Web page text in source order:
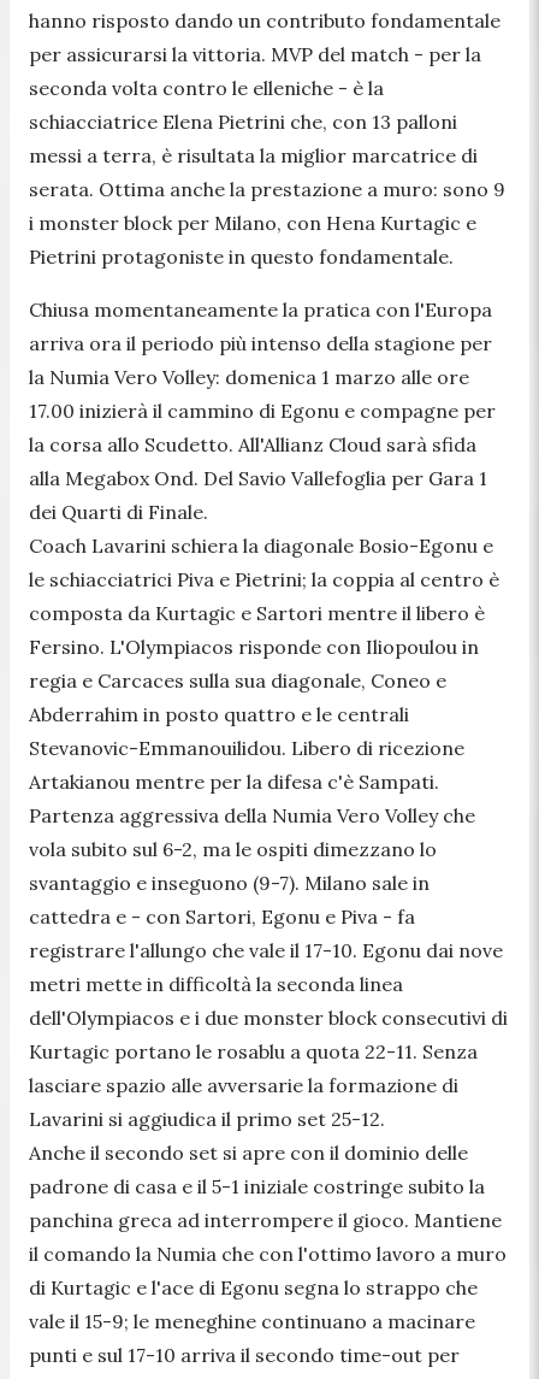
hanno risposto dando un contributo fondamentale
per assicurarsi la vittoria. MVP del match - per la
seconda volta contro le elleniche - è la
schiacciatrice Elena Pietrini che, con 13 palloni
messi a terra, è risultata la miglior marcatrice di
serata. Ottima anche la prestazione a muro: sono 9
i monster block per Milano, con Hena Kurtagic e
Pietrini protagoniste in questo fondamentale.
Chiusa momentaneamente la pratica con l'Europa
arriva ora il periodo più intenso della stagione per
la Numia Vero Volley: domenica 1 marzo alle ore
17.00 inizierà il cammino di Egonu e compagne per
la corsa allo Scudetto. All'Allianz Cloud sarà sfida
alla Megabox Ond. Del Savio Vallefoglia per Gara 1
dei Quarti di Finale.
Coach Lavarini schiera la diagonale Bosio-Egonu e
le schiacciatrici Piva e Pietrini; la coppia al centro è
composta da Kurtagic e Sartori mentre il libero è
Fersino. L'Olympiacos risponde con Iliopoulou in
regia e Carcaces sulla sua diagonale, Coneo e
Abderrahim in posto quattro e le centrali
Stevanovic-Emmanouilidou. Libero di ricezione
Artakianou mentre per la difesa c'è Sampati.
Partenza aggressiva della Numia Vero Volley che
vola subito sul 6-2, ma le ospiti dimezzano lo
svantaggio e inseguono (9-7). Milano sale in
cattedra e - con Sartori, Egonu e Piva - fa
registrare l'allungo che vale il 17-10. Egonu dai nove
metri mette in difficoltà la seconda linea
dell'Olympiacos e i due monster block consecutivi di
Kurtagic portano le rosablu a quota 22-11. Senza
lasciare spazio alle avversarie la formazione di
Lavarini si aggiudica il primo set 25-12.
Anche il secondo set si apre con il dominio delle
padrone di casa e il 5-1 iniziale costringe subito la
panchina greca ad interrompere il gioco. Mantiene
il comando la Numia che con l'ottimo lavoro a muro
di Kurtagic e l'ace di Egonu segna lo strappo che
vale il 15-9; le meneghine continuano a macinare
punti e sul 17-10 arriva il secondo time-out per